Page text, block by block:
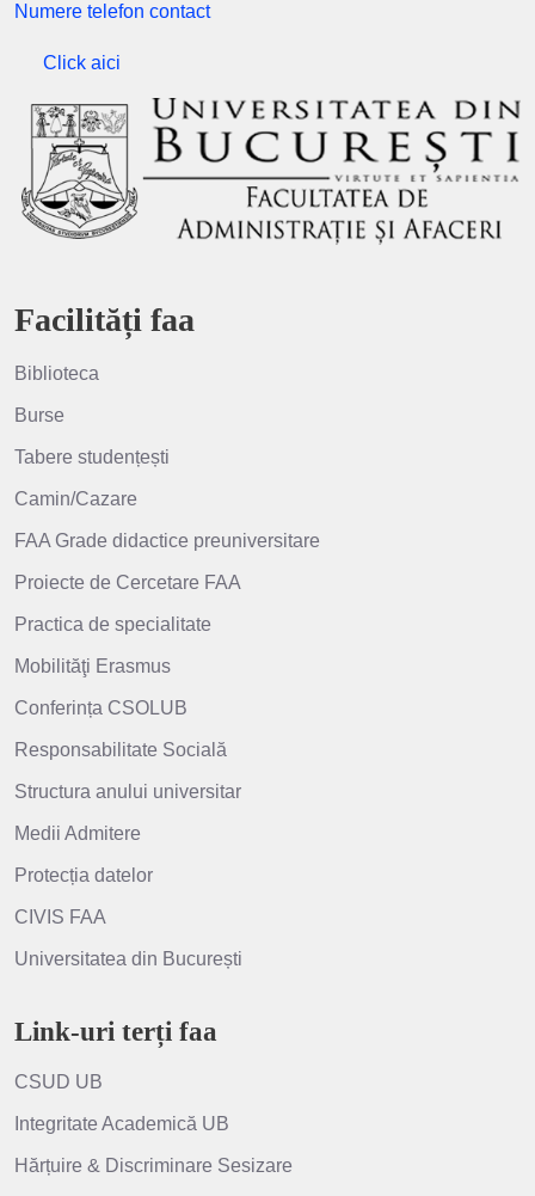
Numere telefon contact
Click aici
Facilități faa
Biblioteca
Burse
Tabere studențești
Camin/Cazare
FAA Grade didactice preuniversitare
Proiecte de Cercetare FAA
Practica de specialitate
Mobilităţi Erasmus
Conferința CSOLUB
Responsabilitate Socială
Structura anului universitar
Medii Admitere
Protecția datelor
CIVIS FAA
Universitatea din București
Link-uri terți faa
CSUD UB
Integritate Academică UB
Hărțuire & Discriminare Sesizare